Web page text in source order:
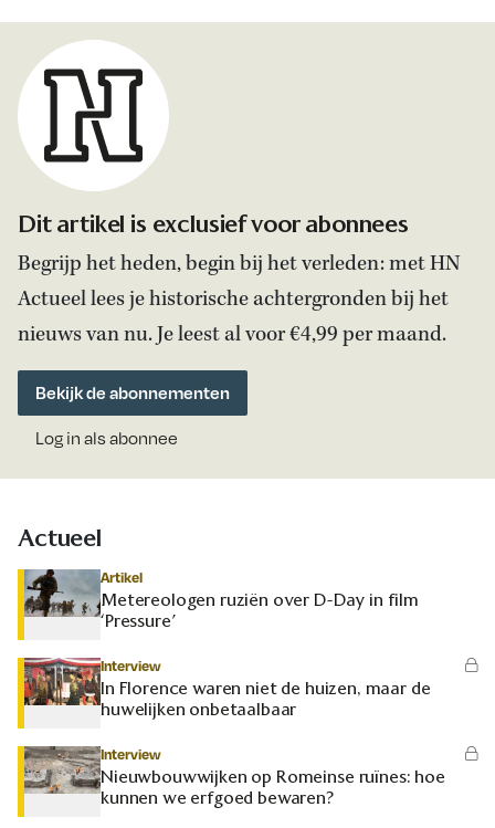
Dit artikel is exclusief voor abonnees
Begrijp het heden, begin bij het verleden: met HN
Actueel lees je historische achtergronden bij het
nieuws van nu. Je leest al voor €4,99 per maand.
Bekijk de abonnementen
Log in als abonnee
Actueel
Artikel
Metereologen ruziën over D-Day in film
‘Pressure’
Interview
In Florence waren niet de huizen, maar de
huwelijken onbetaalbaar
Interview
Nieuwbouwwijken op Romeinse ruïnes: hoe
kunnen we erfgoed bewaren?